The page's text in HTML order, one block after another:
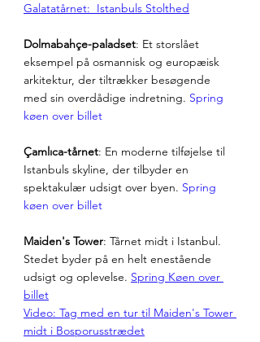
Galatatårnet:  Istanbuls Stolthed
Dolmabahçe-paladset: Et storslået
eksempel på osmannisk og europæisk
arkitektur, der tiltrækker besøgende
med sin overdådige indretning. Spring
køen over billet
Çamlıca-tårnet: En moderne tilføjelse til
Istanbuls skyline, der tilbyder en
spektakulær udsigt over byen. Spring
køen over billet
Maiden's Tower: Tårnet midt i Istanbul.
Stedet byder på en helt enestående
udsigt og oplevelse. Spring Køen over
billet
Video: Tag med en tur til Maiden's Tower
midt i Bosporusstrædet